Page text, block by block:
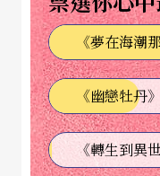
花」）是台灣最
包的學生遍及全
其傳人組成。九
於台中后里、彰
一九六○年代以後
《夢在海潮
《幽戀牡丹》